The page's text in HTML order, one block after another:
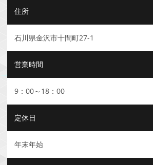
住所
石川県金沢市十間町27-1
営業時間
9：00～18：00
定休日
年末年始